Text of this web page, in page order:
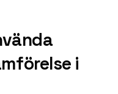
i